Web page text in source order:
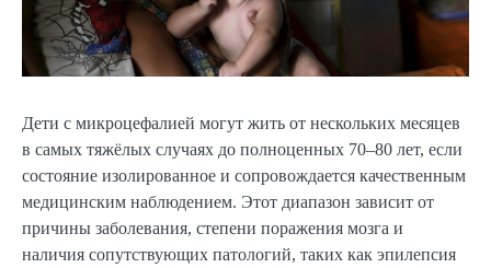
Дети с микроцефалией могут жить от нескольких месяцев
в самых тяжёлых случаях до полноценных 70–80 лет, если
состояние изолированное и сопровождается качественным
медицинским наблюдением. Этот диапазон зависит от
причины заболевания, степени поражения мозга и
наличия сопутствующих патологий, таких как эпилепсия